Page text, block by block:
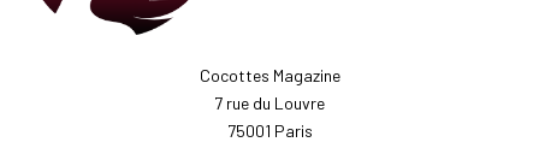
Cocottes Magazine
7 rue du Louvre
75001 Paris